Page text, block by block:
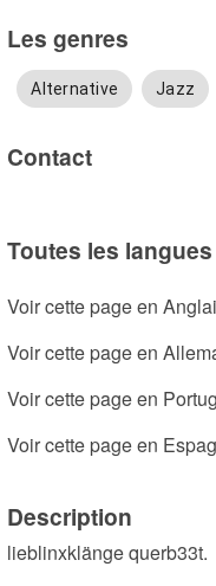
Les genres
Alternative Jazz
Contact
Toutes les langues
Voir cette page en
Voir cette page en
Voir cette page en
Voir cette page en
Description
lieblinxklänge querb33t.